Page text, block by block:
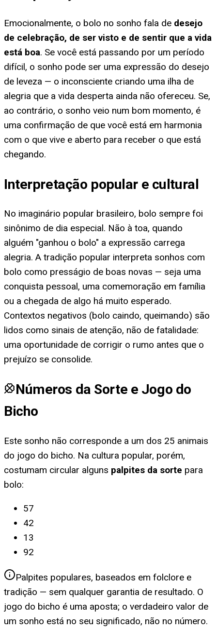
Emocionalmente, o bolo no sonho fala de desejo
de celebração, de ser visto e de sentir que a vida
está boa. Se você está passando por um período
difícil, o sonho pode ser uma expressão do desejo
de leveza — o inconsciente criando uma ilha de
alegria que a vida desperta ainda não ofereceu. Se,
ao contrário, o sonho veio num bom momento, é
uma confirmação de que você está em harmonia
com o que vive e aberto para receber o que está
chegando.
Interpretação popular e cultural
No imaginário popular brasileiro, bolo sempre foi
sinônimo de dia especial. Não à toa, quando
alguém "ganhou o bolo" a expressão carrega
alegria. A tradição popular interpreta sonhos com
bolo como presságio de boas novas — seja uma
conquista pessoal, uma comemoração em família
ou a chegada de algo há muito esperado.
Contextos negativos (bolo caindo, queimando) são
lidos como sinais de atenção, não de fatalidade:
uma oportunidade de corrigir o rumo antes que o
prejuízo se consolide.
Números da Sorte e Jogo do
Bicho
Este sonho não corresponde a um dos 25 animais
do jogo do bicho. Na cultura popular, porém,
costumam circular alguns palpites da sorte para
bolo:
57
42
13
92
Palpites populares, baseados em folclore e
tradição — sem qualquer garantia de resultado. O
jogo do bicho é uma aposta; o verdadeiro valor de
um sonho está no seu significado, não no número.